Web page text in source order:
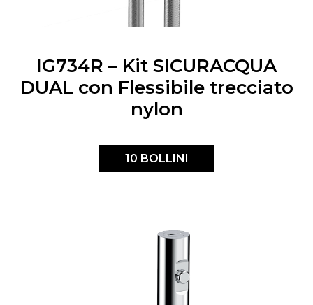
IG734R – Kit SICURACQUA
DUAL con Flessibile trecciato
nylon
10 BOLLINI